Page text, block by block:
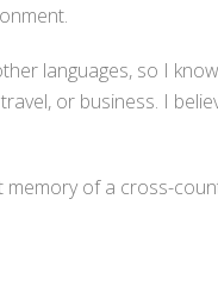
languages, so I
or business. I
memory of a cross-